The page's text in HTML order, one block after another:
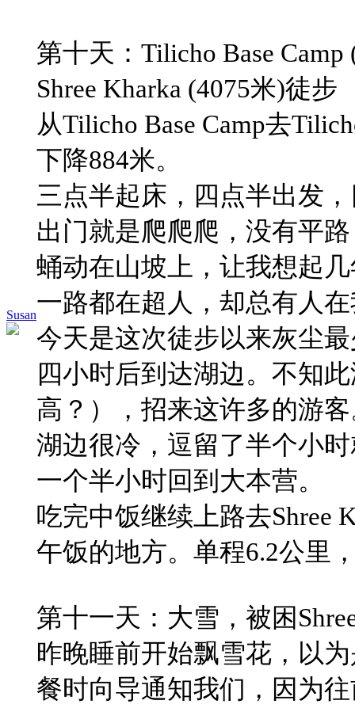
Susan
第十天：Tilicho Base
Shree Kharka (4075米)徒步
从Tilicho Base Camp去​
下降884米。
三点半起床，四点半出发
出门就是爬爬爬，没有平
蛹动在山坡上，让我想起
一路都在超人，却总有人
今天是这次徒步以来灰尘
四小时后到达湖边。不知
高？），招来这许多的游
湖边很冷，逗留了半个小
​一个半小时回到大本营。
吃完中饭继续上路去Shree
午饭的地方。单程6.2公里
第十一天：大雪，被困
昨晚睡前开始飘雪花，以
餐时向导通知我们，因为